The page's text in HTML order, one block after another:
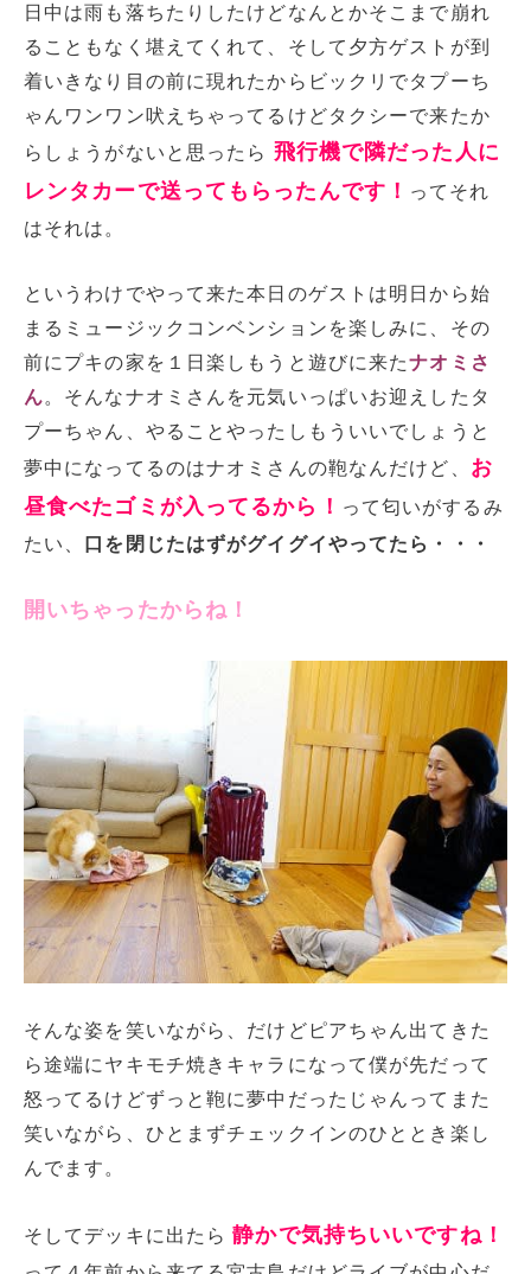
日中は雨も落ちたりしたけどなんとかそこまで崩れ
ることもなく堪えてくれて、そして夕方ゲストが到
着いきなり目の前に現れたからビックリでタプーち
ゃんワンワン吠えちゃってるけどタクシーで来たか
らしょうがないと思ったら 飛行機で隣だった人に
レンタカーで送ってもらったんです！ ってそれ
はそれは。
というわけでやって来た本日のゲストは明日から始
まるミュージックコンベンションを楽しみに、その
前にプキの家を１日楽しもうと遊びに来たナオミさ
ん。そんなナオミさんを元気いっぱいお迎えしたタ
プーちゃん、やることやったしもういいでしょうと
夢中になってるのはナオミさんの鞄なんだけど、 お
昼食べたゴミが入ってるから！ って匂いがするみ
たい、
口を閉じたはずがグイグイやってたら・・・
開いちゃったからね！
そんな姿を笑いながら、だけどピアちゃん出てきた
ら途端にヤキモチ焼きキャラになって僕が先だって
怒ってるけどずっと鞄に夢中だったじゃんってまた
笑いながら、ひとまずチェックインのひととき楽し
んでます。
そしてデッキに出たら静かで気持ちいいですね！